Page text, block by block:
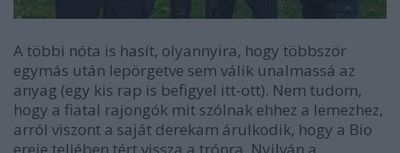
A többi nóta is hasít, olyannyira, hogy többször
egymás után lepörgetve sem válik unalmassá az
anyag (egy kis rap is befigyel itt-ott). Nem tudom,
hogy a fiatal rajongók mit szólnak ehhez a lemezhez,
arról viszont a saját derekam árulkodik, hogy a Bio